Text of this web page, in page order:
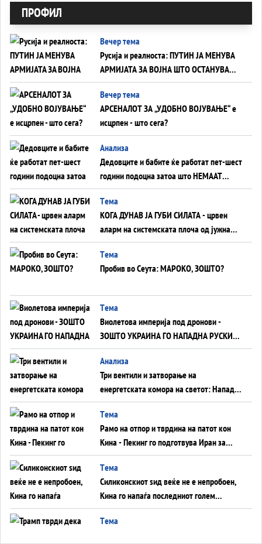
ПРОФИЛ
Вечер тема
Русија и реалноста: ПУТИН ЈА МЕНУВА
АРМИЈАТА ЗА ВОЈНА ШТО ОСТАНУВА
БЕЗ ФРОНТ
Вечер тема
АРСЕНАЛОТ ЗА „УДОБНО ВОЈУВАЊЕ“ е
исцрпен - што сега?
Анализа
Дедовците и бабите ќе работат пет-шест
години подоцна затоа што НЕМААТ
ВНУЦИ ДА ГИ ЗАМЕНАТ
Tема
КОГА ДУНАВ ЈА ГУБИ СИЛАТА - црвен
аларм на системската плоча од јужна
Германија до Црното Море...
Tема
Пробив во Сеута: МАРОКО, ЗОШТО?
Tема
Виолетова империја под дронови -
ЗОШТО УКРАИНА ГО НАПАДНА РУСКИОТ
WILDBERRIES
Aнализа
Три вентили и затворање на
енергетската комора на светот: Нападот
во Суец најавува глобален енергетски
инфаркт?
Tема
Рамо на отпор и тврдина на патот кон
Кина - Пекинг го подготвува Иран за
американска копнена инвазија
Tема
Силиконскиот ѕид веќе не е непробоен,
Кина го напаѓа последниот голем
монопол на Западот?
Tема